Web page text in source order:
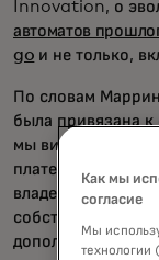
Innovation, о
автоматов
go и не только,
По словам
была привязана
мы видим все
платежей, таких
владельцам
собственных
дополнительном
Как мы
согласие
Мы